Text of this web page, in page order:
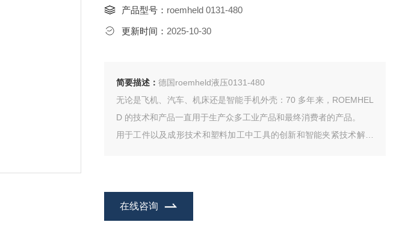
产品型号： roemheld 0131-480
更新时间： 2025-10-30
简要描述： 德国roemheld液压0131-480
无论是飞机、汽车、机床还是智能手机外壳：70 多年来，ROEMHEL
D 的技术和产品一直用于生产众多工业产品和最终消费者的产品。
用于工件以及成形技术和塑料加工中工具的创新和智能夹紧技术解决
在线咨询